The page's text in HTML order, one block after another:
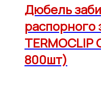
Дюбель
распорного
800шт)